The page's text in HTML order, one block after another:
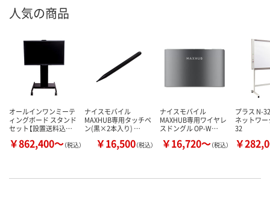
人気の商品
オールインワンミーテ
ィングボード スタンド
セット【設置送料込…
￥862,400～（税込）
ナイスモバイル
MAXHUB専用タッチペ
ン(黒×2本入り) …
￥16,500（税込）
ナイスモバイル
MAXHUB専用ワイヤレ
スドングル OP-W…
￥16,720～（税込）
プラス N-
ネットワ
32
￥